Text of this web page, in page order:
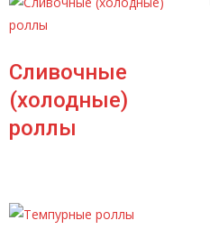
Сливочные
(холодные)
роллы